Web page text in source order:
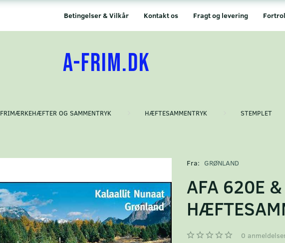
Fragt og levering
Kontakt os
Betingelser & Vilkår
A-FRIM.DK
FRIMÆRKEHÆFTER OG SAMMENTRYK HÆFTESAMMENTRYK STEMPLET
Fra: GRØNLAND
AFA 620E
0